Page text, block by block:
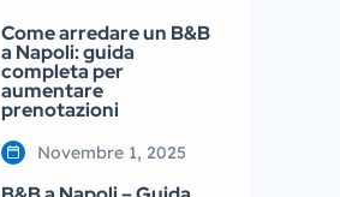
Come arredare un B&B
a Napoli: guida
completa per
aumentare
prenotazioni
Novembre 1, 2025